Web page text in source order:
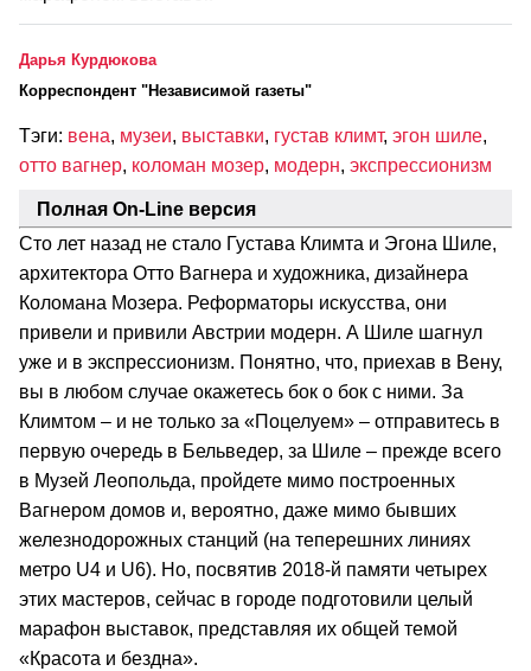
Дарья Курдюкова
Корреспондент "Независимой газеты"
Тэги: вена, музеи, выставки, густав климт, эгон шиле,
отто вагнер, коломан мозер, модерн, экспрессионизм
Полная On-Line версия
Сто лет назад не стало Густава Климта и Эгона Шиле,
архитектора Отто Вагнера и художника, дизайнера
Коломана Мозера. Реформаторы искусства, они
привели и привили Австрии модерн. А Шиле шагнул
уже и в экспрессионизм. Понятно, что, приехав в Вену,
вы в любом случае окажетесь бок о бок с ними. За
Климтом – и не только за «Поцелуем» – отправитесь в
первую очередь в Бельведер, за Шиле – прежде всего
в Музей Леопольда, пройдете мимо построенных
Вагнером домов и, вероятно, даже мимо бывших
железнодорожных станций (на теперешних линиях
метро U4 и U6). Но, посвятив 2018-й памяти четырех
этих мастеров, сейчас в городе подготовили целый
марафон выставок, представляя их общей темой
«Красота и бездна».